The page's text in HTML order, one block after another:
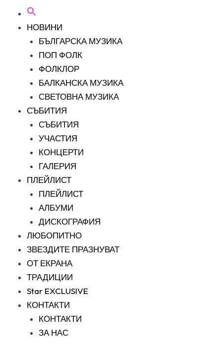
НОВИНИ
БЪЛГАРСКА МУЗИКА
ПОП ФОЛК
ФОЛКЛОР
БАЛКАНСКА МУЗИКА
СВЕТОВНА МУЗИКА
СЪБИТИЯ
СЪБИТИЯ
УЧАСТИЯ
КОНЦЕРТИ
ГАЛЕРИЯ
ПЛЕЙЛИСТ
ПЛЕЙЛИСТ
АЛБУМИ
ДИСКОГРАФИЯ
ЛЮБОПИТНО
ЗВЕЗДИТЕ ПРАЗНУВАТ
ОТ ЕКРАНА
ТРАДИЦИИ
Star EXCLUSIVE
КОНТАКТИ
КОНТАКТИ
ЗА НАС